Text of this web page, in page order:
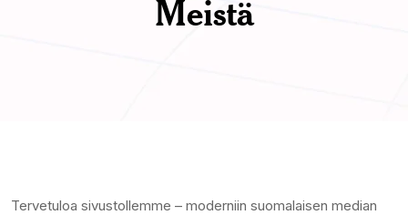
Meistä
Tervetuloa sivustollemme – moderniin suomalaisen median